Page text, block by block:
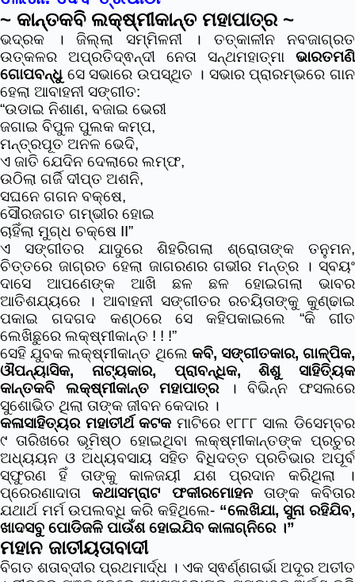
~ କାନ୍ତକବି ଲକ୍ଷ୍ମୀକାନ୍ତ ମହାପାତ୍ର ~
ଭଦ୍ରକ । ଜିଲ୍ଲା ସମ୍ମିଳନୀ । ତତ୍କାଳୀନ ନବଜାଗ୍ରତ
ଉତ୍କଳର ଅପ୍ରତିଦ୍ଵନ୍ଦୀ ନେତା ସନ୍ଥମହାତ୍ମା ଭାରତମଣି
ଗୋପବନ୍ଧୁ ସେ ସଭାରେ ଉପସ୍ଥିତ । ସଭାର ପ୍ରାରମ୍ଭରେ ଗାନ
ହେଲା ଆବାହନୀ ସଙ୍ଗୀତ:
“ଉଡାଇ ନିଶାଣ, ବଜାଇ ଭେରୀ
ଜଗାଇ ବିପୁଳ ପୁଲକ କମ୍ପ,
ମନ୍ତ୍ରପୂତ ଅନଳ ଭେଦି,
ଏ ଜାତି ଯେଦିନ ଦେଲାରେ ଲମ୍ଫ,
ଉଠିଲା ଗର୍ଜି ଦୀପ୍ତ ଅଶନି,
ସଘନେ ଗଗନ ବକ୍ଷେ,
ସୌରଜଗତ ଗମ୍ଭୀର ହୋଇ
ଚାହିଁଲା ମୁଗ୍ଧ ଚକ୍ଷେ II”
ଏ ସଙ୍ଗୀତର ଯାଦୁରେ ଶିହରିଗଲା ଶ୍ରୋତାଙ୍କ ତନୁମନ,
ଚିତ୍ତରେ ଜାଗ୍ରତ ହେଲା ଜାଗରଣର ଗଭୀର ମନ୍ତ୍ର । ସ୍ବୟଂ
ଦାସେ ଆପଣେଙ୍କ ଆଖି ଛଳ ଛଳ ହୋଇଗଲା ଭାବର
ଆତିଶଯ୍ୟରେ । ଆବାହନୀ ସଙ୍ଗୀତର ରଚୟିତାଙ୍କୁ କୁଣ୍ଢାଇ
ପକାଇ ଗଦଗଦ କଣ୍ଠରେ ସେ କହିପକାଇଲେ “କି ଗୀତ
ଲେଖିଛୁରେ ଲକ୍ଷ୍ମୀକାନ୍ତ ! ! !”
ସେହି ଯୁବକ ଲକ୍ଷ୍ମୀକାନ୍ତ ଥିଲେ କବି, ସଙ୍ଗୀତକାର, ଗାଳ୍ପିକ,
ଔପନ୍ୟାସିକ, ନାଟ୍ୟକାର, ପ୍ରାବନ୍ଧିକ, ଶିଶୁ ସାହିତ୍ୟିକ
କାନ୍ତକବି ଲକ୍ଷ୍ମୀକାନ୍ତ ମହାପାତ୍ର। ବିଭିନ୍ନ ଫସଲରେ
ସୁଶୋଭିତ ଥିଲା ତାଙ୍କ ଜୀବନ କେଦାର ।
କଳାସାହିତ୍ୟର ମହାତୀର୍ଥ କଟକ ମାଟିରେ ୧୮୮୮ ସାଲ ଡିସେମ୍ବର
୯ ତାରିଖରେ ଭୂମିଷ୍ଠ ହୋଇଥିବା ଲକ୍ଷ୍ମୀକାନ୍ତଙ୍କ ପ୍ରଚୁର
ଅଧ୍ୟୟନ ଓ ଅଧ୍ୟବସାୟ ସହିତ ବିଧିଦତ୍ତ ପ୍ରତିଭାର ଅପୂର୍ବ
ସ୍ଫୁରଣ ହିଁ ତାଙ୍କୁ କାଳଜୟୀ ଯଶ ପ୍ରଦାନ କରିଥିଲା ।
ପ୍ରେରଣାଦାତାକଥାସମ୍ରାଟ ଫକୀରମୋହନତାଙ୍କ କବିତାର
ଯଥାର୍ଥ ମର୍ମ ଉପଲବ୍ଧି କରି କହିଥିଲେ- “ଲେଖିଯା, ସୁନା ରହିଯିବ,
ଖାଦସବୁ ପୋଡିଜଳି ପାଉଁଶ ହୋଇଯିବ କାଳାଗ୍ନିରେ ।”
ମହାନ ଜାତୀୟତାବାଦୀ
ବିଗତ ଶତାବ୍ଦୀର ପ୍ରଥମାର୍ଦ୍ଧ । ଏକ ସ୍ଵର୍ଣ୍ଣଗର୍ଭା ଅଦୂର ଅତୀତ